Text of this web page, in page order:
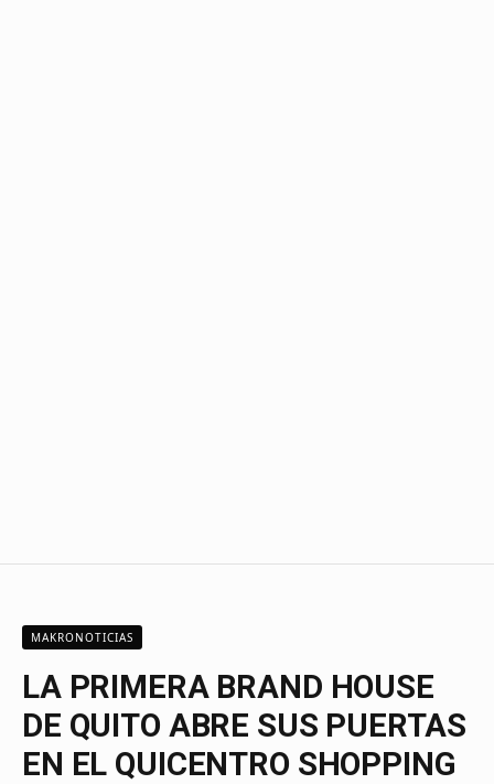
MAKRONOTICIAS
LA PRIMERA BRAND HOUSE
DE QUITO ABRE SUS PUERTAS
EN EL QUICENTRO SHOPPING